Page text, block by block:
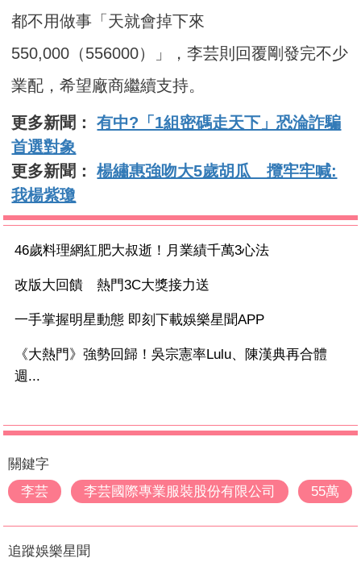
都不用做事「天就會掉下來
550,000（556000）」，李芸則回覆剛發完不少
業配，希望廠商繼續支持。
更多新聞：有中?「1組密碼走天下」恐淪詐騙
首選對象
更多新聞：楊繡惠強吻大5歲胡瓜 攬牢牢喊:
我楊紫瓊
46歲料理網紅肥大叔逝！月業績千萬3心法
改版大回饋 熱門3C大獎接力送
一手掌握明星動態 即刻下載娛樂星聞APP
《大熱門》強勢回歸！吳宗憲率Lulu、陳漢典再合體
週...
關鍵字
李芸
李芸國際專業服裝股份有限公司 55萬
追蹤娛樂星聞